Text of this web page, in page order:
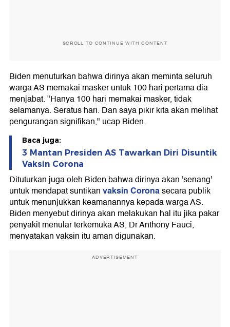
SCROLL TO CONTINUE WITH CONTENT
Biden menuturkan bahwa dirinya akan meminta seluruh
warga AS memakai masker untuk 100 hari pertama dia
menjabat. "Hanya 100 hari memakai masker, tidak
selamanya. Seratus hari. Dan saya pikir kita akan melihat
pengurangan signifikan," ucap Biden.
Baca juga:
3 Mantan Presiden AS Tawarkan Diri Disuntik
Vaksin Corona
Dituturkan juga oleh Biden bahwa dirinya akan 'senang'
untuk mendapat suntikanvaksin Coronasecara publik
untuk menunjukkan keamanannya kepada warga AS.
Biden menyebut dirinya akan melakukan hal itu jika pakar
penyakit menular terkemuka AS, Dr Anthony Fauci,
menyatakan vaksin itu aman digunakan.
ADVERTISEMENT